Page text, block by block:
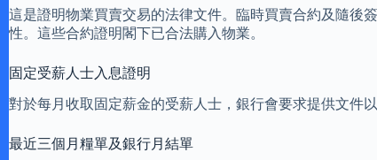
這是證明物業買賣交易的法律文件。臨時買賣合約及隨後
性。這些合約證明閣下已合法購入物業。
固定受薪人士入息證明
對於每月收取固定薪金的受薪人士，銀行會要求提供文件
最近三個月糧單及銀行月結單